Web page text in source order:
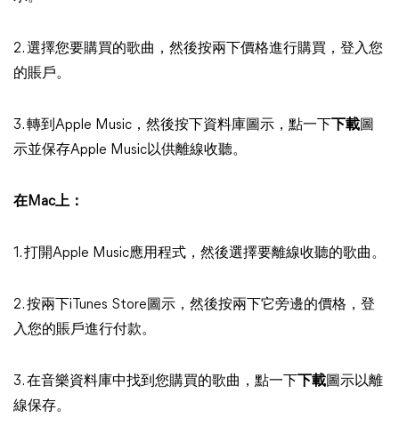
2. 選擇您要購買的歌曲，然後按兩下價格進行購買，登入您
的賬戶。
3. 轉到Apple Music，然後按下資料庫圖示，點一下 下載圖
示並保存Apple Music以供離線收聽。
在Mac上：
1. 打開Apple Music應用程式，然後選擇要離線收聽的歌曲。
2. 按兩下iTunes Store圖示，然後按兩下它旁邊的價格，登
入您的賬戶進行付款。
3. 在音樂資料庫中找到您購買的歌曲，點一下 下載圖示以離
線保存。